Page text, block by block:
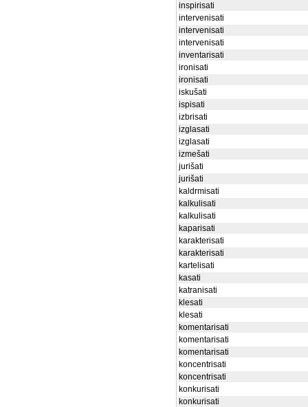
inspirisati
intervenisati
intervenisati
intervenisati
inventarisati
ironisati
ironisati
iskušati
ispisati
izbrisati
izglasati
izglasati
izmešati
jurišati
jurišati
kaldrmisati
kalkulisati
kalkulisati
kaparisati
karakterisati
karakterisati
kartelisati
kasati
katranisati
klesati
klesati
komentarisati
komentarisati
komentarisati
koncentrisati
koncentrisati
konkurisati
konkurisati